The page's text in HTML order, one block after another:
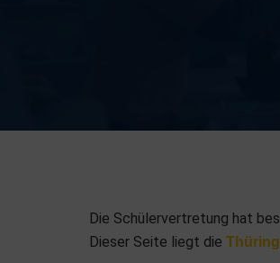
Die Schülervertretung hat
Dieser Seite liegt die